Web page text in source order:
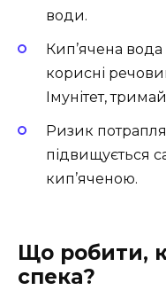
води.
Кип’ячена
корисні
Імунітет,
Ризик
підвищується
кип’яченою.
Що робити,
спека?